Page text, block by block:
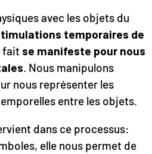
avec les objets du
temporaires de
fait se manifeste pour nous
. Nous manipulons
nous représenter les
entre les objets.
dans ce processus:
elle nous permet de